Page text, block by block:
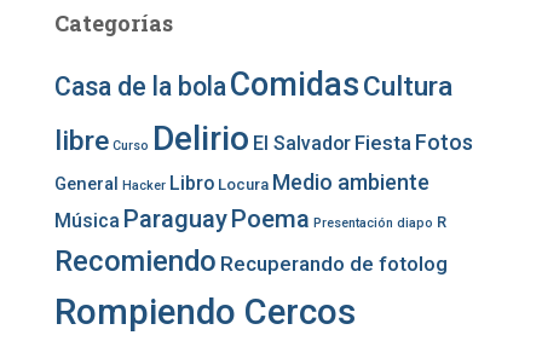
Categorías
Casa de la bolaComidasCultura
libre Curso Delirio El Salvador Fiesta Fotos
General Hacker Libro Locura Medio ambiente
Música ParaguayPoema Presentación diapo R
Recomiendo Recuperando de fotolog
Rompiendo Cercos